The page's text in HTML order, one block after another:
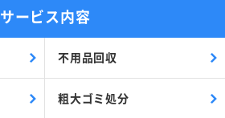
サービス内容
不用品回収
粗大ゴミ処分